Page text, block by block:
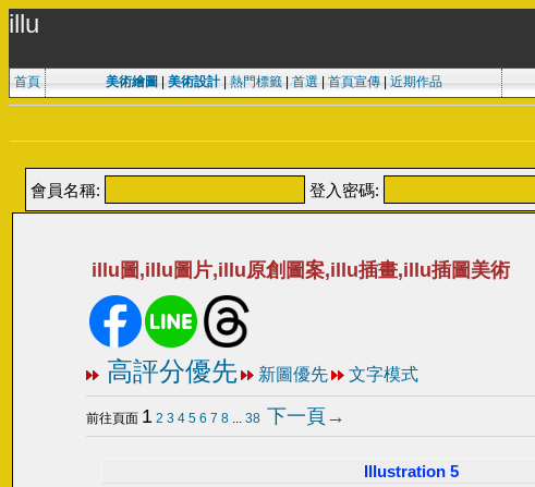
illu
首頁 美術繪圖 美術設計| 熱門標籤| 首選 首頁宣傳| 近期作品
會員名稱: 登入密碼:
illu圖,illu圖片,illu原創圖案,illu插畫,illu插圖美術
高評分優先 新圖優先 文字模式
前往頁面 1 2 3 4 5 6 7 8... 38 下一頁→
Illustration 5